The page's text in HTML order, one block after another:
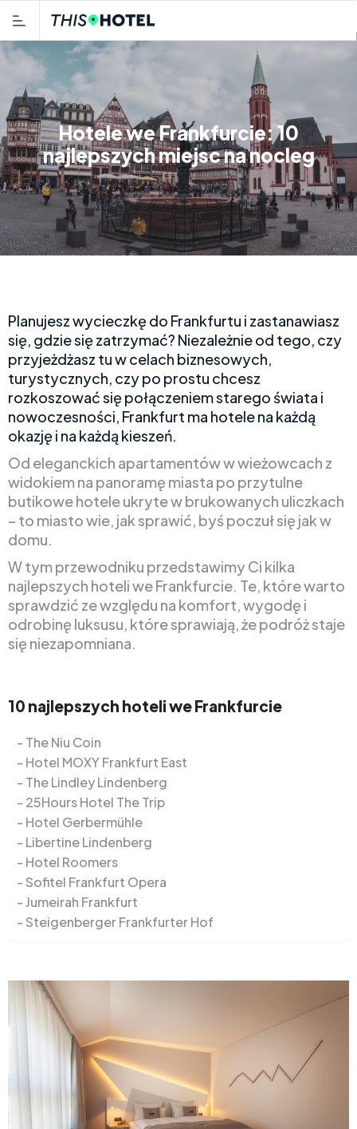
Hotele we Frankfurcie: 10
najlepszych miejsc na nocleg
Planujesz wycieczkę do Frankfurtu i zastanawiasz
się, gdzie się zatrzymać? Niezależnie od tego, czy
przyjeżdżasz tu w celach biznesowych,
turystycznych, czy po prostu chcesz
rozkoszować się połączeniem starego świata i
nowoczesności, Frankfurt ma hotele na każdą
okazję i na każdą kieszeń.
Od eleganckich apartamentów w wieżowcach z
widokiem na panoramę miasta po przytulne
butikowe hotele ukryte w brukowanych uliczkach
– to miasto wie, jak sprawić, byś poczuł się jak w
domu.
W tym przewodniku przedstawimy Ci kilka
najlepszych hoteli we Frankfurcie. Te, które warto
sprawdzić ze względu na komfort, wygodę i
odrobinę luksusu, które sprawiają, że podróż staje
się niezapomniana.
10 najlepszych hoteli we Frankfurcie
The Niu Coin
Hotel MOXY Frankfurt East
The Lindley Lindenberg
25Hours Hotel The Trip
Hotel Gerbermühle
Libertine Lindenberg
Hotel Roomers
Sofitel Frankfurt Opera
Jumeirah Frankfurt
Steigenberger Frankfurter Hof